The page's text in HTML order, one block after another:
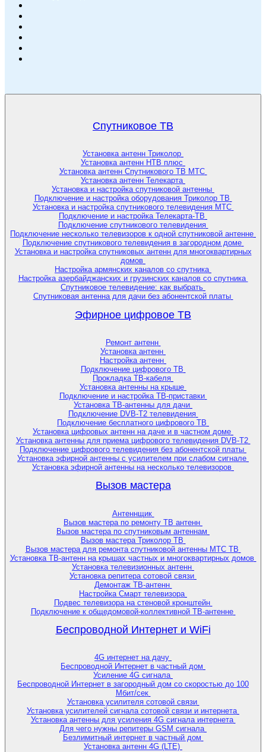
Спутниковое ТВ
Установка антенн Триколор
Установка антенн НТВ плюс
Установка антенн Спутникового ТВ МТС
Установка антенн Телекарта
Установка и настройка спутниковой антенны
Подключение и настройка оборудования Триколор ТВ
Установка и настройка спутникового телевидения МТС
Подключение и настройка Телекарта-ТВ
Подключение спутникового телевидения
Подключение несколько телевизоров к одной спутниковой антенне
Подключение спутникового телевидения в загородном доме
Установка и настройка спутниковых антенн для многоквартирных
домов
Настройка армянских каналов со спутника
Настройка азербайджанских и грузинских каналов со спутника
Спутниковое телевидение: как выбрать
Спутниковая антенна для дачи без абонентской платы
Эфирное цифровое ТВ
Ремонт антенн
Установка антенн
Настройка антенн
Подключение цифрового ТВ
Прокладка ТВ-кабеля
Установка антенны на крыше
Подключение и настройка ТВ-приставки
Установка ТВ-антенны для дачи
Подключение DVB-T2 телевидения
Подключение бесплатного цифрового ТВ
Установка цифровых антенн на даче и в частном доме
Установка антенны для приема цифрового телевидения DVB-T2
Подключение цифрового телевидения без абонентской платы
Установка эфирной антенны с усилителем при слабом сигнале
Установка эфирной антенны на несколько телевизоров
Вызов мастера
Антеннщик
Вызов мастера по ремонту ТВ антенн
Вызов мастера по спутниковым антеннам
Вызов мастера Триколор ТВ
Вызов мастера для ремонта спутниковой антенны МТС ТВ
Установка ТВ-антенн на крышах частных и многоквартирных домов
Установка телевизионных антенн
Установка репитера сотовой связи
Демонтаж ТВ-антенн
Настройка Смарт телевизора
Подвес телевизора на стеновой кронштейн
Подключение к общедомовой-коллективной ТВ-антенне
Беспроводной Интернет и WiFi
4G интернет на дачу
Беспроводной Интернет в частный дом
Усиление 4G сигнала
Беспроводной Интернет в загородный дом со скоростью до 100
Мбит/сек
Установка усилителя сотовой связи
Установка усилителей сигнала сотовой связи и интернета
Установка антенны для усиления 4G сигнала интернета
Для чего нужны репитеры GSM сигнала
Безлимитный интернет в частный дом
Установка антенн 4G (LTE)